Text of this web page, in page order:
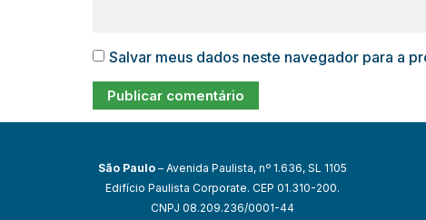
Salvar meus dados neste navegador para a
São Paulo – Avenida Paulista, nº 1.636, SL 1105
Edifício Paulista Corporate. CEP 01.310-200.
CNPJ 08.209.236/0001-44